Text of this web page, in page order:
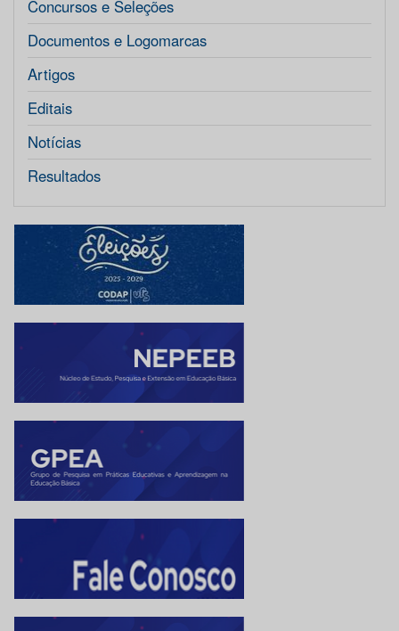
Concursos e Seleções
Documentos e Logomarcas
Artigos
Editais
Notícias
Resultados